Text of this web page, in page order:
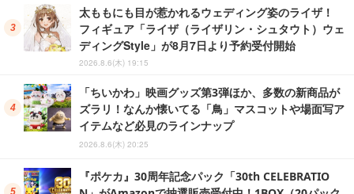
太ももにも目が惹かれるウェディング姿のライザ！
フィギュア「ライザ（ライザリン・シュタウト）ウェ
ディングStyle」が8月7日より予約受付開始
2026.8.6(木) 19:15
「ちいかわ」映画グッズ第3弾ほか、多数の新商品が
ズラリ！なんか懐いてる「鳥」マスコットや場面写ア
イテムなど必見のラインナップ
2026.8.6(木) 20:25
『ポケカ』30周年記念パック「30th CELEBRATIO